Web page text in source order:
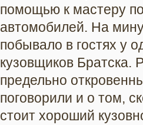
помощью к мастеру
автомобилей. На
побывало в гостях у
кузовщиков Братска.
предельно
поговорили и о том,
стоит хороший